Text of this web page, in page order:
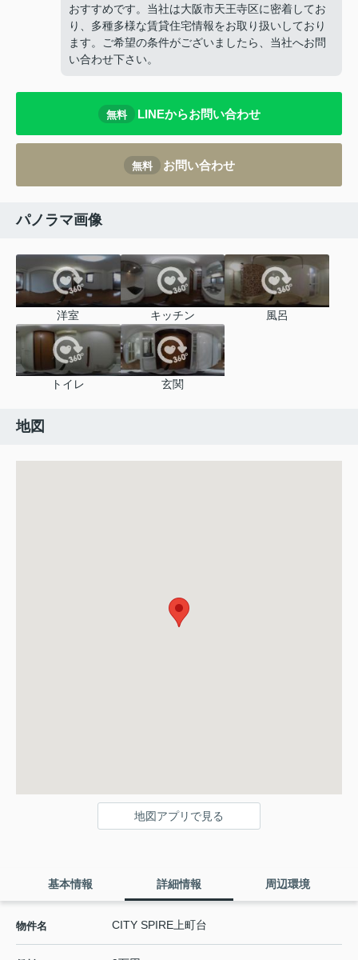
おすすめです。当社は大阪市天王寺区に密着してお
り、多種多様な賃貸住宅情報をお取り扱いしており
ます。ご希望の条件がございましたら、当社へお問
い合わせ下さい。
無料 LINEからお問い合わせ
無料 お問い合わせ
パノラマ画像
洋室 キッチン 風呂
トイレ 玄関
地図
地図アプリで見る
基本情報 詳細情報 周辺環境
物件名 CITY SPIRE上町台